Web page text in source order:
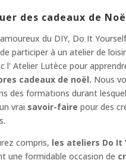
des cadeaux de
du DIY, Do It
participer à un atelier de
l' Atelier Lutèce pour
cadeaux de noël. Nous
des formations durant
vrai savoir-faire pour des
compris, les ateliers Do It
une formidable occasion de